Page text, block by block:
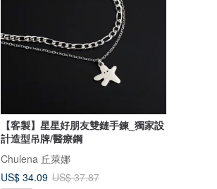
【客製】星星好朋友雙鏈手鍊_獨家設
計造型吊牌/醫療鋼
Chulena 丘萊娜
US$ 34.09 US$ 37.87